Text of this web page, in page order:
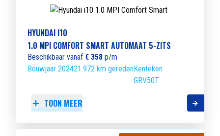
HYUNDAI I10
1.0 MPI COMFORT SMART AUTOMAAT 5-ZITS
Beschikbaar vanaf € 358 p/m
Bouwjaar 202421.972 km geredenKenteken
GRV50T
TOON MEER